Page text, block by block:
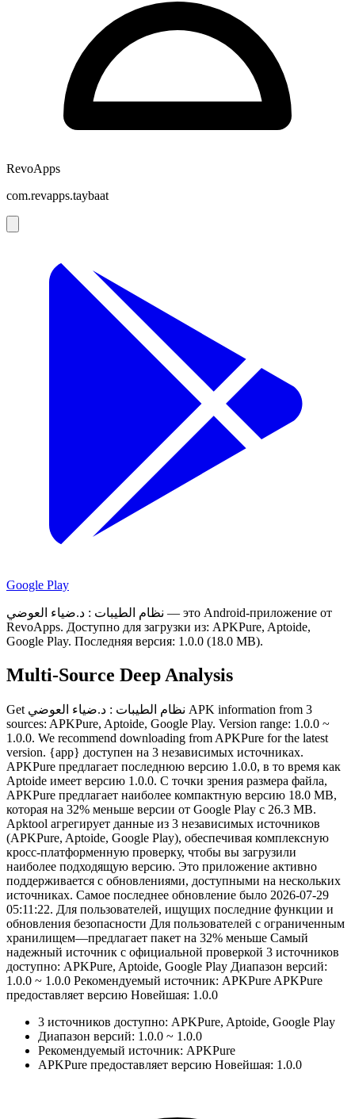
RevoApps
com.revapps.taybaat
Google Play
نظام الطيبات : د.ضياء العوضي — это Android-приложение от
RevoApps. Доступно для загрузки из: APKPure, Aptoide,
Google Play. Последняя версия: 1.0.0 (18.0 MB).
Multi-Source Deep Analysis
Get نظام الطيبات : د.ضياء العوضي APK information from 3
sources: APKPure, Aptoide, Google Play. Version range: 1.0.0 ~
1.0.0. We recommend downloading from APKPure for the latest
version. {app} доступен на 3 независимых источниках.
APKPure предлагает последнюю версию 1.0.0, в то время как
Aptoide имеет версию 1.0.0. С точки зрения размера файла,
APKPure предлагает наиболее компактную версию 18.0 MB,
которая на 32% меньше версии от Google Play с 26.3 MB.
Apktool агрегирует данные из 3 независимых источников
(APKPure, Aptoide, Google Play), обеспечивая комплексную
кросс-платформенную проверку, чтобы вы загрузили
наиболее подходящую версию. Это приложение активно
поддерживается с обновлениями, доступными на нескольких
источниках. Самое последнее обновление было 2026-07-29
05:11:22. Для пользователей, ищущих последние функции и
обновления безопасности Для пользователей с ограниченным
хранилищем—предлагает пакет на 32% меньше Самый
надежный источник с официальной проверкой 3 источников
доступно: APKPure, Aptoide, Google Play Диапазон версий:
1.0.0 ~ 1.0.0 Рекомендуемый источник: APKPure APKPure
предоставляет версию Новейшая: 1.0.0
3 источников доступно: APKPure, Aptoide, Google Play
Диапазон версий: 1.0.0 ~ 1.0.0
Рекомендуемый источник: APKPure
APKPure предоставляет версию Новейшая: 1.0.0